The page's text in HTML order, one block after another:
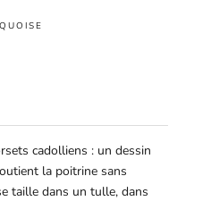
cadolliens : un dessin
la poitrine sans
taille dans un tulle, dans